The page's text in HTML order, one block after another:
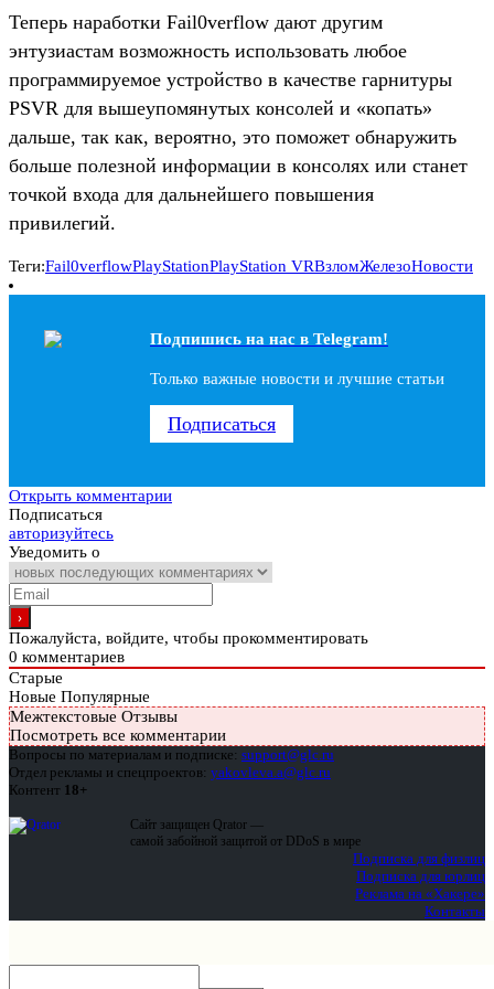
Теперь наработки Fail0verflow дают другим
энтузиастам возможность использовать любое
программируемое устройство в качестве гарнитуры
PSVR для вышеупомянутых консолей и «копать»
дальше, так как, вероятно, это поможет обнаружить
больше полезной информации в консолях или станет
точкой входа для дальнейшего повышения
привилегий.
Теги:Fail0verflowPlayStationPlayStation VRВзломЖелезоНовости
Подпишись на наc в Telegram!
Только важные новости и лучшие статьи
Подписаться
Открыть комментарии
Подписаться
авторизуйтесь
Уведомить о
Пожалуйста, войдите, чтобы прокомментировать
0 комментариев
Старые
Новые Популярные
Межтекстовые Отзывы
Посмотреть все комментарии
Вопросы по материалам и подписке: support@glc.ru
Отдел рекламы и спецпроектов: yakovleva.a@glc.ru
Контент 18+
Сайт защищен Qrator —
самой забойной защитой от DDoS в мире
Подписка для физлиц
Подписка для юрлиц
Реклама на «Хакере»
Контакты